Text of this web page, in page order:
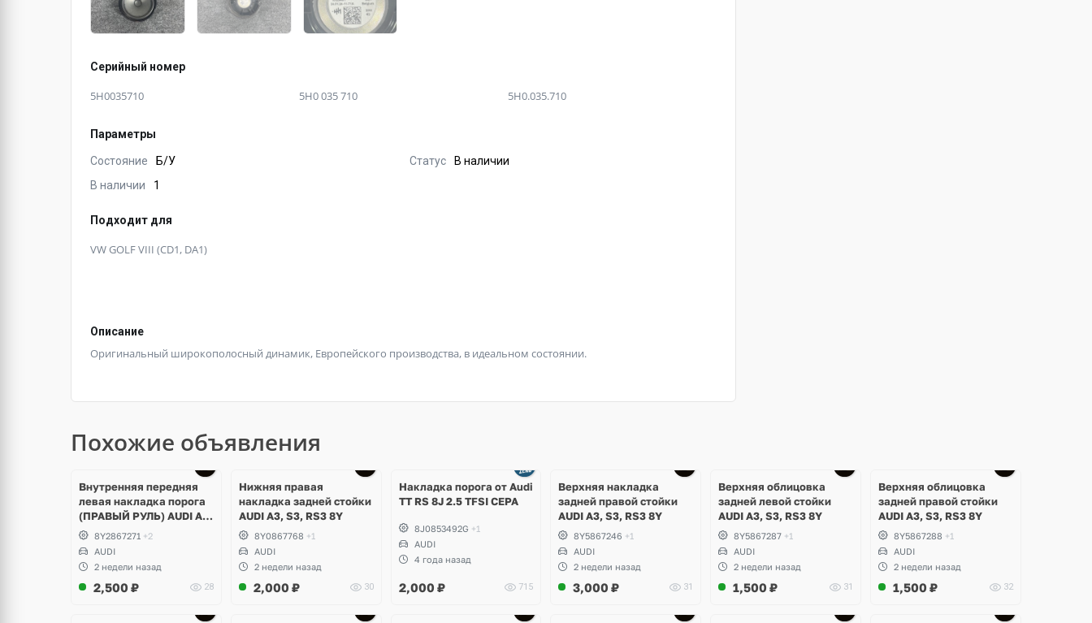
Серийный номер
5H0035710 5H0 035 710 5H0.035.710
Параметры
Состояние
Б/У
В наличии
1
Статус В наличии
Подходит для
VW GOLF VIII (CD1, DA1)
Описание
Оригинальный широкополосный динамик, Европейского производства, в идеальном состоянии.
Похожие объявления
Внутренняя передняя
левая накладка порога
(ПРАВЫЙ РУЛЬ) AUDI A3,
S3, RS3 8Y
8Y2867271 +2
AUDI
2 недели назад
2,500 ₽ 28
Нижняя правая
накладка задней стойки
AUDI A3, S3, RS3 8Y
8Y0867768 +1
AUDI
2 недели назад
2,000 ₽ 30
Накладка порога от Audi
TT RS 8J 2.5 TFSI CEPA
8J0853492G +1
AUDI
4 года назад
2,000 ₽ 715
Верхняя накладка
задней правой стойки
AUDI A3, S3, RS3 8Y
8Y5867246 +1
AUDI
2 недели назад
3,000 ₽ 31
Верхняя облицовка
задней левой стойки
AUDI A3, S3, RS3 8Y
8Y5867287 +1
AUDI
2 недели назад
1,500 ₽ 31
Верхняя облицовка
задней правой стойки
AUDI A3, S3, RS3 8Y
8Y5867288 +1
AUDI
2 недели назад
1,500 ₽ 32